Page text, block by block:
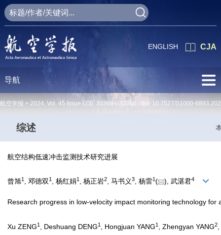
CJA
ENGLISH
导航
航空学报 > 2024, Vol. 45 Issue (23): 30368-030368 doi: 10.7527/S1000-
综述
航空结构低速冲击监测技术研究进展
曾旭1 , 邓德双1 , 杨红娟1 , 杨正岩2, 马书义3, 杨雷1( ), 武湛君4
Research progress in low-velocity impact monitoring technology for
Xu ZENG1 , Deshuang DENG1 , Hongjuan YANG1 , Zhengyan YANG2